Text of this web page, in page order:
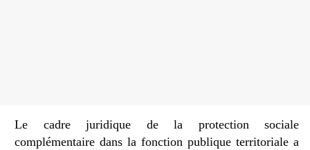
Le cadre juridique de la protection sociale
complémentaire dans la fonction publique territoriale a